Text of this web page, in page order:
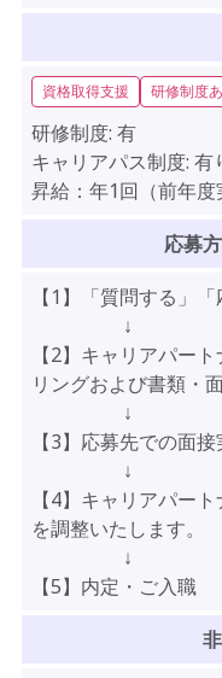
資格取得支援 研修制度
研修制度: 有
キャリアパス制度: 有
昇給：年1回（前年度
応募
【1】「質問する」
↓
【2】キャリアパー
リングおよび書類・
↓
【3】応募先での面
↓
【4】キャリアパー
を調整いたします。
↓
【5】内定・ご入職